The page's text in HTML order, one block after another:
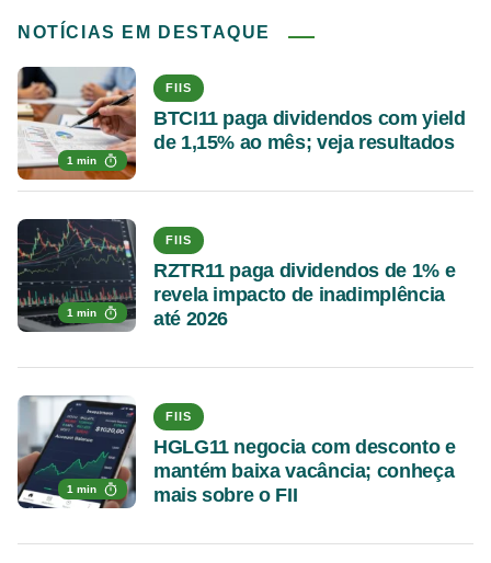
NOTÍCIAS EM DESTAQUE
1 min
FIIS
BTCI11 paga dividendos com yield
de 1,15% ao mês; veja resultados
1 min
FIIS
RZTR11 paga dividendos de 1% e
revela impacto de inadimplência
até 2026
1 min
FIIS
HGLG11 negocia com desconto e
mantém baixa vacância; conheça
mais sobre o FII